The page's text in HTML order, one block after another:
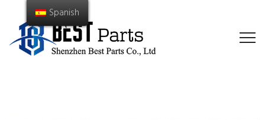
Spanish